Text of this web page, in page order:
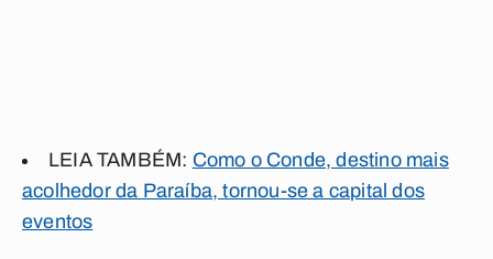
LEIA TAMBÉM: Como o Conde, destino mais
acolhedor da Paraíba, tornou-se a capital dos
eventos